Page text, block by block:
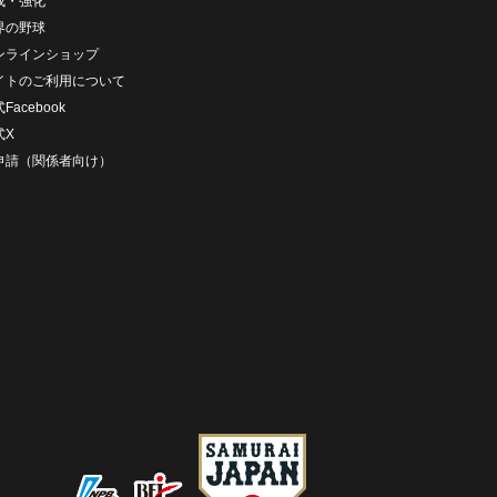
の野球
ラインショップ
トのご利用について
Facebook
X
請（関係者向け）